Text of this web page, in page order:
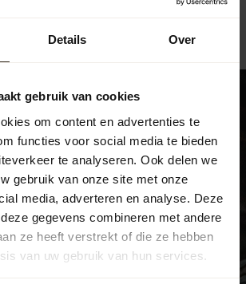
Details Over
gebruik van cookies
om content en advertenties te
functies voor social media te bieden
te analyseren. Ook delen we
gebruik van onze site met onze
media, adverteren en analyse. Deze
gegevens combineren met andere
ze heeft verstrekt of die ze hebben
van uw gebruik van hun services.
ons experience
1,
Heerde
0185